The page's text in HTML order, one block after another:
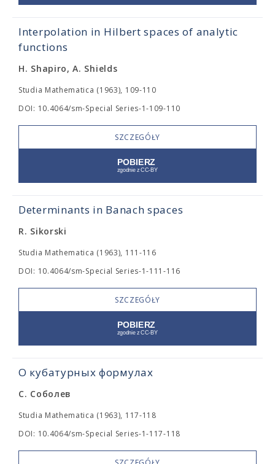
Interpolation in Hilbert spaces of analytic
functions
H. Shapiro, A. Shields
Studia Mathematica (1963), 109-110
DOI: 10.4064/sm-Special Series-1-109-110
SZCZEGÓŁY
Determinants in Banach spaces
R. Sikorski
Studia Mathematica (1963), 111-116
DOI: 10.4064/sm-Special Series-1-111-116
SZCZEGÓŁY
О кубатурных формулах
С. Соболев
Studia Mathematica (1963), 117-118
DOI: 10.4064/sm-Special Series-1-117-118